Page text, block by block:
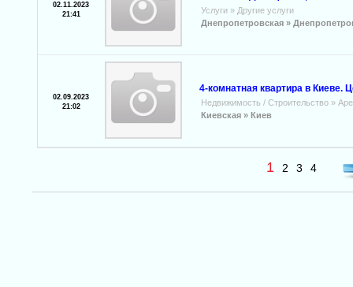
02.11.2023
21:41
Услуги » Другие услуги
Днепропетровская »
02.09.2023
21:02
4-комнатная квартира в Киеве.
Недвижимость / Строительство »
Киевская » Киев
1 2 3 4